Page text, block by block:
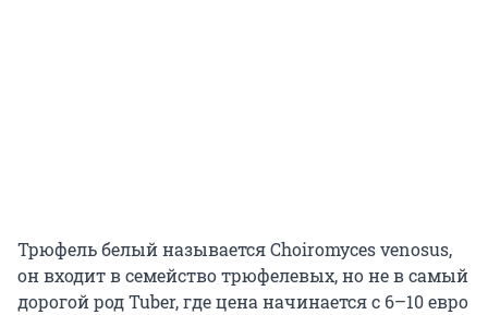
Трюфель белый называется Choiromyces venosus,
он входит в семейство трюфелевых, но не в самый
дорогой род Tuber, где цена начинается с 6–10 евро